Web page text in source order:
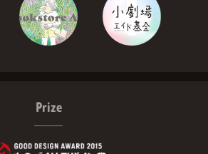
Prize